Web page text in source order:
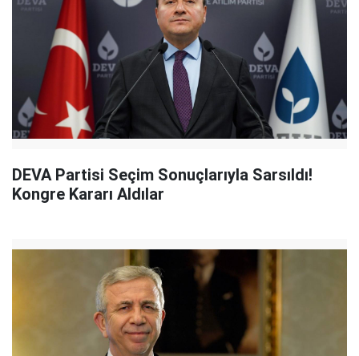
DEVA Partisi Seçim Sonuçlarıyla Sarsıldı!
Kongre Kararı Aldılar